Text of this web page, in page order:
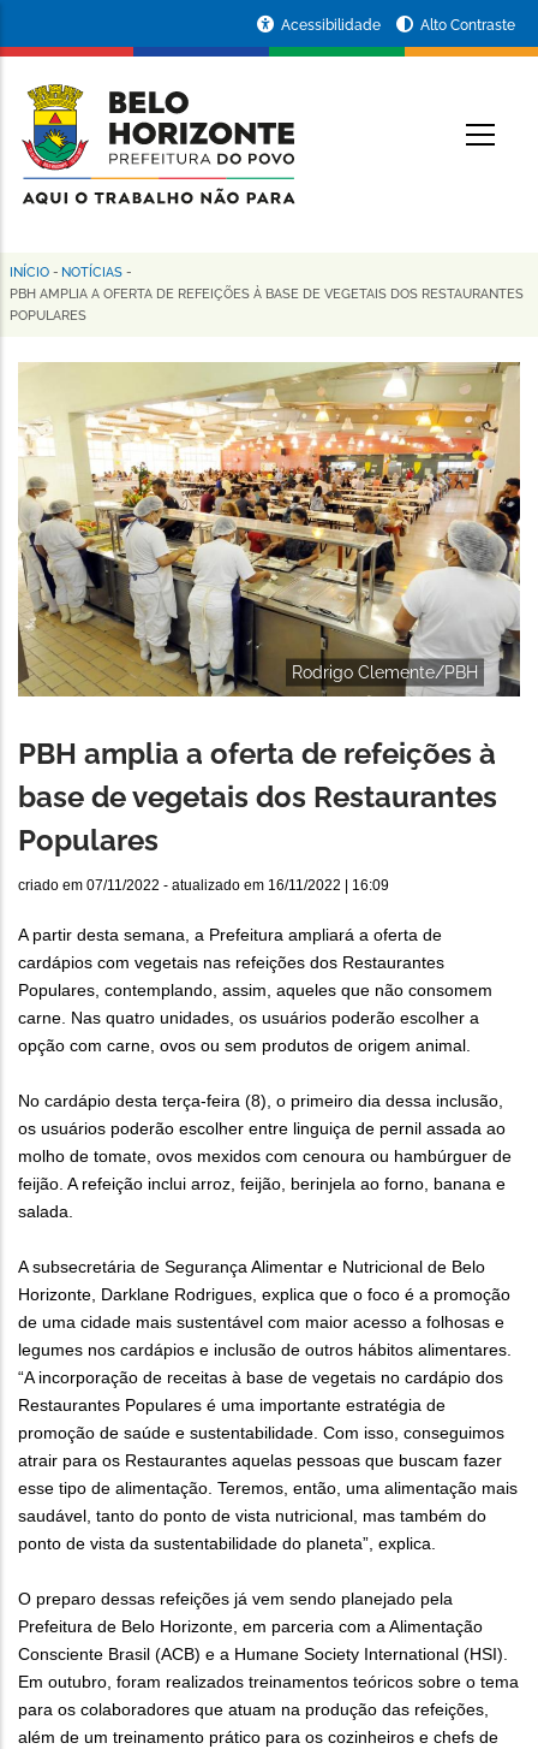
conteúdo
principal
da
Prefeitura
de
Horizonte
Acessibilidade Alto Contraste
Trilha
de
navegação
INÍCIO - NOTÍCIAS -
PBH AMPLIA A OFERTA DE REFEIÇÕES À BASE DE VEGETAIS DOS RESTAURANTES
POPULARES
Rodrigo Clemente/PBH
PBH amplia a oferta de refeições à
base de vegetais dos Restaurantes
Populares
criado em 07/11/2022 - atualizado em 16/11/2022 | 16:09
A partir desta semana, a Prefeitura ampliará a oferta de
cardápios com vegetais nas refeições dos Restaurantes
Populares, contemplando, assim, aqueles que não consomem
carne. Nas quatro unidades, os usuários poderão escolher a
opção com carne, ovos ou sem produtos de origem animal.
No cardápio desta terça-feira (8), o primeiro dia dessa inclusão,
os usuários poderão escolher entre linguiça de pernil assada ao
molho de tomate, ovos mexidos com cenoura ou hambúrguer de
feijão. A refeição inclui arroz, feijão, berinjela ao forno, banana e
salada.
A subsecretária de Segurança Alimentar e Nutricional de Belo
Horizonte, Darklane Rodrigues, explica que o foco é a promoção
de uma cidade mais sustentável com maior acesso a folhosas e
legumes nos cardápios e inclusão de outros hábitos alimentares.
“A incorporação de receitas à base de vegetais no cardápio dos
Restaurantes Populares é uma importante estratégia de
promoção de saúde e sustentabilidade. Com isso, conseguimos
atrair para os Restaurantes aquelas pessoas que buscam fazer
esse tipo de alimentação. Teremos, então, uma alimentação mais
saudável, tanto do ponto de vista nutricional, mas também do
ponto de vista da sustentabilidade do planeta”, explica.
O preparo dessas refeições já vem sendo planejado pela
Prefeitura de Belo Horizonte, em parceria com a Alimentação
Consciente Brasil (ACB) e a Humane Society International (HSI).
Em outubro, foram realizados treinamentos teóricos sobre o tema
para os colaboradores que atuam na produção das refeições,
além de um treinamento prático para os cozinheiros e chefs de